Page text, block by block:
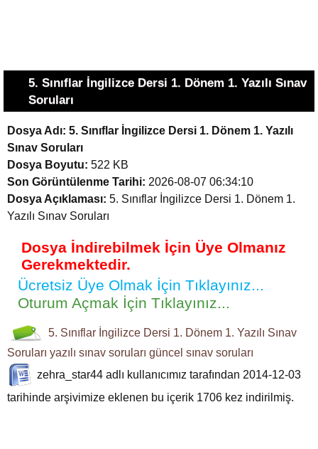
5. Sınıflar İngilizce Dersi 1. Dönem 1. Yazılı Sınav
Soruları
Dosya Adı: 5. Sınıflar İngilizce Dersi 1. Dönem 1. Yazılı
Sınav Soruları
Dosya Boyutu: 522 KB
Son Görüntülenme Tarihi: 2026-08-07 06:34:10
Dosya Açıklaması: 5. Sınıflar İngilizce Dersi 1. Dönem 1.
Yazılı Sınav Soruları
Dosya İndirebilmek İçin Üye Olmanız
Gerekmektedir.
Ücretsiz Üye Olmak İçin Tıklayınız...
Oturum Açmak İçin Tıklayınız...
5. Sınıflar İngilizce Dersi 1. Dönem 1. Yazılı Sınav
Soruları yazılı sınav soruları güncel sınav soruları
zehra_star44 adlı kullanıcımız tarafından 2014-12-03
tarihinde arşivimize eklenen bu içerik 1706 kez indirilmiş.